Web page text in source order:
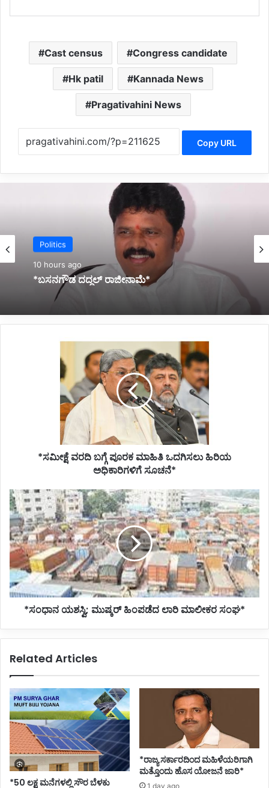
Cast census Congress candidate
Hk patil Kannada News
Pragativahini News
Copy URL
Belgaum News
*ಆ.13 ರಂದು ಕರ್ನಾಟಕ ಬಂದ್ ಮಾಡಿಯೇ ತೀರುತ್ತೇವೆ:
ವಾಟಾಳ್ ನಾಗರಾಜ*
*ಸಮೀಕ್ಷೆ ವರದಿ ಬಗ್ಗೆ ಪೂರಕ ಮಾಹಿತಿ ಒದಗಿಸಲು ಹಿರಿಯ
ಅಧಿಕಾರಿಗಳಿಗೆ ಸೂಚನೆ*
*ಸಂಧಾನ
ಯಶಸ್ವಿ;
ಮುಷ್ಕರ್
ಹಿಂಪಡೆದ
ಲಾರಿ
ಮಾಲೀಕರ
ಸಂಘ*
*ಸಂಧಾನ ಯಶಸ್ವಿ; ಮುಷ್ಕರ್ ಹಿಂಪಡೆದ ಲಾರಿ ಮಾಲೀಕರ ಸಂಘ*
Related Articles
*50 ಲಕ್ಷ ಮನೆಗಳಲ್ಲಿ ಸೌರ ಬೆಳಕು
*ರಾಜ್ಯ ಸರ್ಕಾರದಿಂದ ಮಹಿಳೆಯರಿಗಾಗಿ
ಮತ್ತೊಂದು ಹೊಸ ಯೋಜನೆ ಜಾರಿ*
1 day ago